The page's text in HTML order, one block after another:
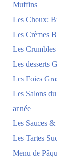
Muffins
Les Choux:
Les Crèmes
Les
Les desserts
Les Foies
Les Salons
année
Les Sauces
Les Tartes
Menu de